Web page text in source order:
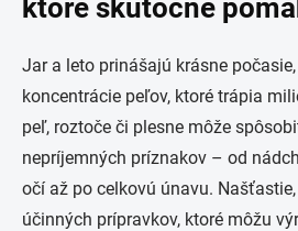
ktoré skutočne
Jar a leto prinášajú krásne
koncentrácie peľov, ktoré trápia
peľ, roztoče či plesne môže
nepríjemných príznakov – od
očí až po celkovú únavu.
účinných prípravkov, ktoré môžu